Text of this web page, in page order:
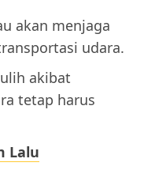
akan menjaga
udara.
akibat
tetap harus
Lalu